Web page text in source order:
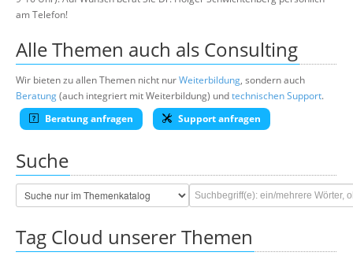
am Telefon!
Alle Themen auch als Consulting
Wir bieten zu allen Themen nicht nurWeiterbildung, sondern auch
Beratung(auch integriert mit Weiterbildung) undtechnischen Support.
Beratung anfragen
Support anfragen
Suche
Tag Cloud unserer Themen